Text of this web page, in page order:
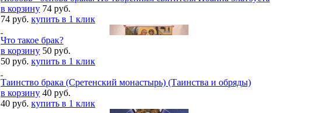
в корзину 74 руб.
74 руб. купить в 1 клик
Что такое брак?
в корзину 50 руб.
50 руб. купить в 1 клик
Таинство брака (Сретенский монастырь) (Таинства и обряды)
в корзину 40 руб.
40 руб. купить в 1 клик